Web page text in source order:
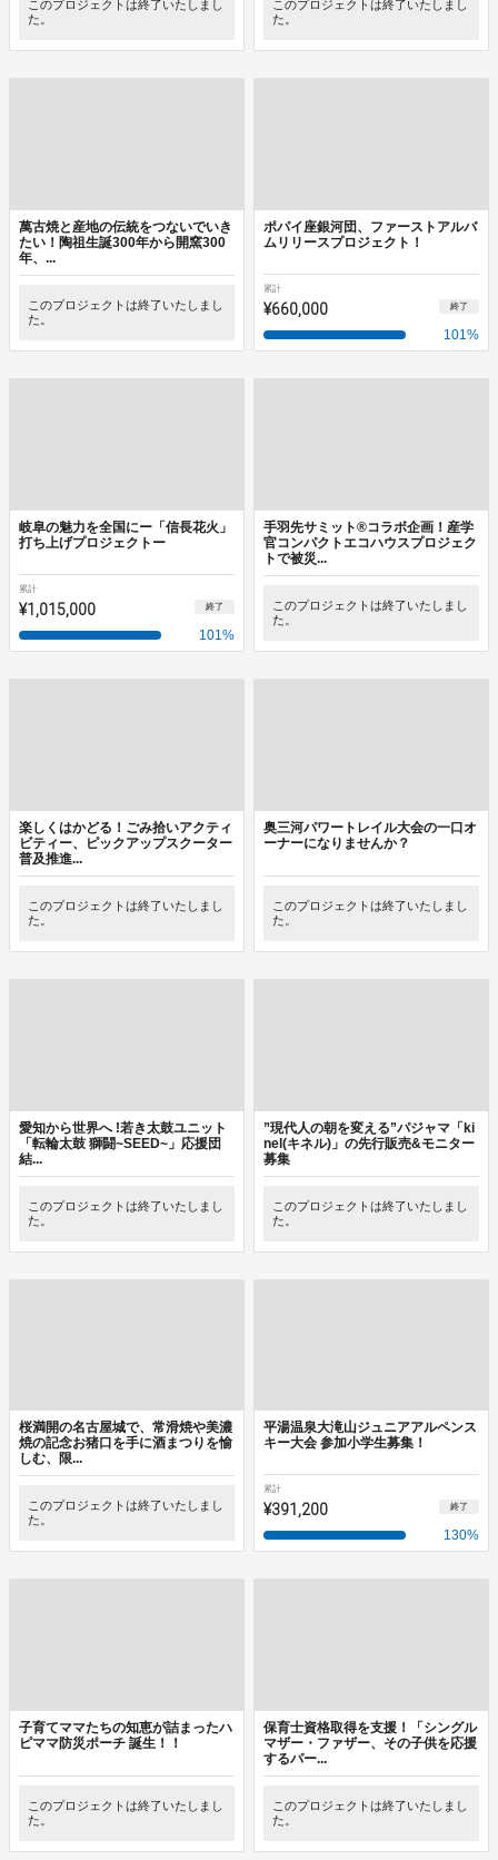
このプロジェクトは終了いたしまし
た。
このプロジェクトは終了いたしまし
た。
萬古焼と産地の伝統をつないでいき
たい！陶祖生誕300年から開窯300
年、...
このプロジェクトは終了いたしまし
た。
ポパイ座銀河団、ファーストアルバ
ムリリースプロジェクト！
累計
¥660,000 終了
101%
岐阜の魅力を全国にー「信長花火」
打ち上げプロジェクトー
累計
¥1,015,000 終了
101%
手羽先サミット®コラボ企画！産学
官コンパクトエコハウスプロジェク
トで被災...
このプロジェクトは終了いたしまし
た。
楽しくはかどる！ごみ拾いアクティ
ビティー、ピックアップスクーター
普及推進...
このプロジェクトは終了いたしまし
た。
奥三河パワートレイル大会の一口オ
ーナーになりませんか？
このプロジェクトは終了いたしまし
た。
愛知から世界へ !若き太鼓ユニット
「転輪太鼓 獅闘~SEED~」応援団
結...
このプロジェクトは終了いたしまし
た。
”現代人の朝を変える”パジャマ「ki
nel(キネル)」の先行販売&モニター
募集
このプロジェクトは終了いたしまし
た。
桜満開の名古屋城で、常滑焼や美濃
焼の記念お猪口を手に酒まつりを愉
しむ、限...
このプロジェクトは終了いたしまし
た。
平湯温泉大滝山ジュニアアルペンス
キー大会 参加小学生募集！
累計
¥391,200 終了
130%
子育てママたちの知恵が詰まったハ
ピママ防災ポーチ 誕生！！
このプロジェクトは終了いたしまし
た。
保育士資格取得を支援！「シングル
マザー・ファザー、その子供を応援
するパー...
このプロジェクトは終了いたしまし
た。